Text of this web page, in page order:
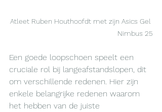
Atleet Ruben Houthoofdt met zijn Asics Gel
Nimbus 25
Een goede loopschoen speelt een
cruciale rol bij langeafstandslopen, dit
om verschillende redenen. Hier zijn
enkele belangrijke redenen waarom
het hebben van de juiste